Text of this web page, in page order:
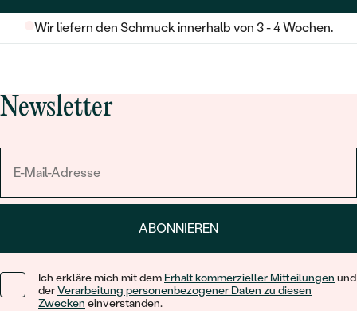
Wir liefern den Schmuck innerhalb von 3 - 4 Wochen.
Newsletter
ABONNIEREN
Ich erkläre mich mit dem Erhalt kommerzieller Mitteilungen und
derVerarbeitung personenbezogener Daten zu diesen
Zwecken einverstanden.